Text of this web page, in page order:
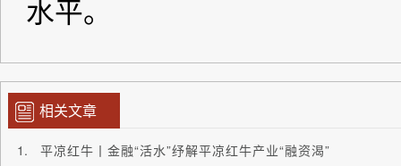
相关文章
平凉红牛丨金融“活水”纾解平凉红牛产业“融资渴”